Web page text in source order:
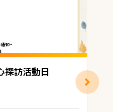
探訪活動日